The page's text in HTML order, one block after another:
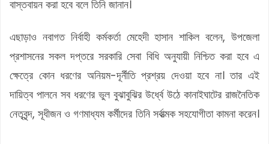
বাস্তবায়ন করা হবে বলে তিনি জানান।
এছাড়াও নবাগত নির্বাহী কর্মকর্তা মেহেদী হাসান শাকিল বলেন, উপজেলা
প্রশাসনের সকল দপ্তরে সরকারি সেবা বিধি অনুযায়ী নিশ্চিত করা হবে এ
ক্ষেত্রে কোন ধরণের অনিয়ম-দূর্নীতি প্রশ্রয় দেওয়া হবে না। তার এই
দায়িত্ব পালনে সব ধরণের ভুল বুঝাবুঝির উর্ধ্বে উঠে কানাইঘাটের রাজনৈতিক
নেতৃবৃন্দ, সূধীজন ও গণমাধ্যম কর্মীদের তিনি সর্বাত্মক সহযোগীতা কামনা করেন।